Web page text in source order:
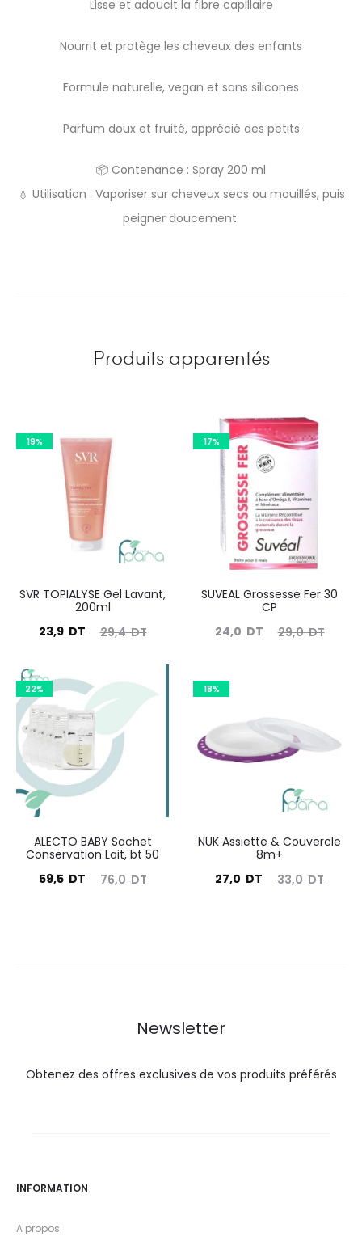
Lisse et adoucit la fibre capillaire
Nourrit et protège les cheveux des enfants
Formule naturelle, vegan et sans silicones
Parfum doux et fruité, apprécié des petits
📦 Contenance : Spray 200 ml
💧 Utilisation : Vaporiser sur cheveux secs ou mouillés, puis
peigner doucement.
Produits apparentés
19%
SVR TOPIALYSE Gel Lavant,
200ml
29,4DT
Le
initial
était :
29,4
DT.
23,9 DT
actuel
est :
23,9
17%
SUVEAL Grossesse Fer 30
CP
29,0DT
Le
DT.
24,0 DT
actuel
24,0
DT.
22%
ALECTO BABY Sachet
Conservation Lait, bt 50
76,0DT
Le
59,5 DT
18%
NUK Assiette & Couvercle
8m+
33,0DT
Le
27,0 DT
Newsletter
Obtenez des offres exclusives de vos produits préférés
INFORMATION
A propos